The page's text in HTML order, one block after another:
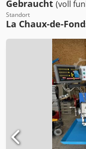
Gebraucht (voll
Standort
La Chaux-de-